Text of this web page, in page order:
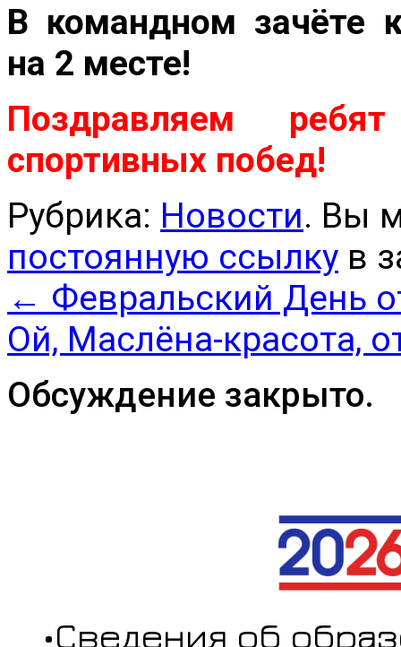
В командном зачёте
на 2 месте!
Поздравляем
спортивных побед!
Рубрика: Новости. Вы
постоянную ссылку в
← Февральский День
Ой, Маслёна-красота,
Обсуждение закрыто.
•Сведения об